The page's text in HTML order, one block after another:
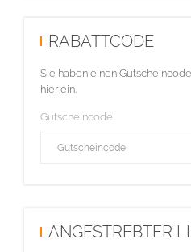
RABATTCODE
Sie haben einen
hier ein.
Gutscheincode
ANGESTREBTER